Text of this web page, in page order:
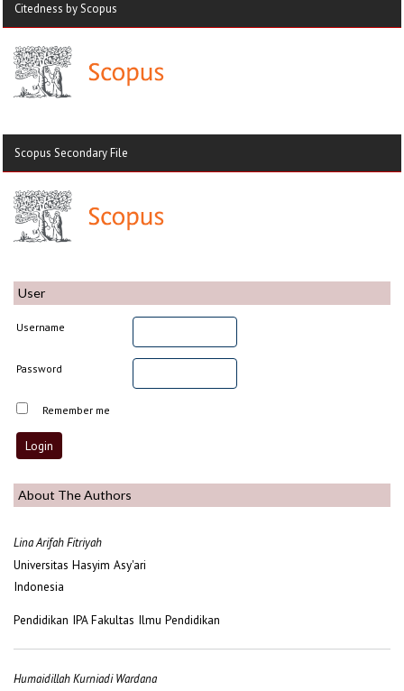
Citedness by Scopus
Scopus Secondary File
User
Username
Password
Remember me
About The Authors
Lina Arifah Fitriyah
Universitas Hasyim Asy'ari
Indonesia
Pendidikan IPA Fakultas Ilmu Pendidikan
Humaidillah Kurniadi Wardana